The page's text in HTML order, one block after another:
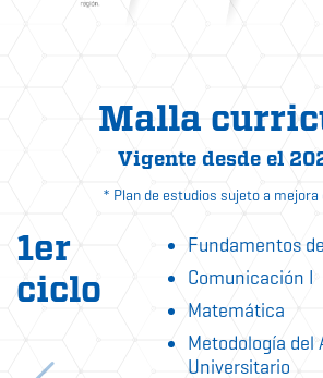
Malla
Vigente desde el
* Plan de estudios sujeto a
1er
ciclo
Fundamentos
Comunicación I
Matemática
Metodología del
Universitario